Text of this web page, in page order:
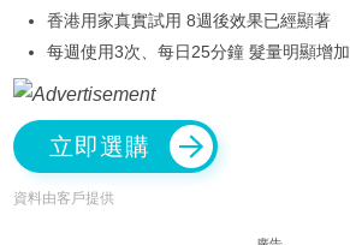
香港用家真實試用 8週後效果已經顯著
每週使用3次、每日25分鐘 髮量明顯增加
立即選購
資料由客戶提供